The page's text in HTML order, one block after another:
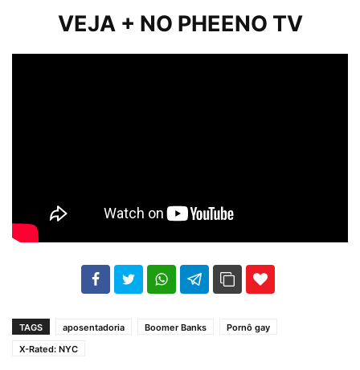
VEJA + NO PHEENO TV
102 35
TAGS aposentadoria Boomer Banks
Pornô gay
X-Rated: NYC